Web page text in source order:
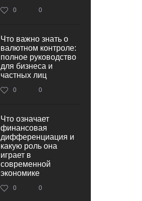
0 0
Что важно знать о
валютном контроле:
полное руководство
для бизнеса и
частных лиц
0 0
Что означает
финансовая
дифференциация и
какую роль она
играет в
современной
экономике
0 0